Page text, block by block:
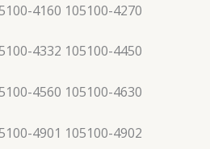
4160 105100-4270
4332 105100-4450
4560 105100-4630
4901 105100-4902